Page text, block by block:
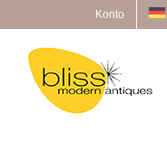
Inhalt
springen
Konto